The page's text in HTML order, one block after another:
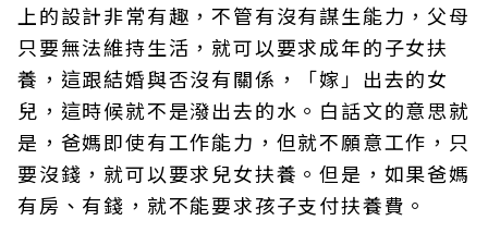
上的設計非常有趣，不管有沒有謀生能力，父母
只要無法維持生活，就可以要求成年的子女扶
養，這跟結婚與否沒有關係，「嫁」出去的女
兒，這時候就不是潑出去的水。白話文的意思就
是，爸媽即使有工作能力，但就不願意工作，只
要沒錢，就可以要求兒女扶養。但是，如果爸媽
有房、有錢，就不能要求孩子支付扶養費。